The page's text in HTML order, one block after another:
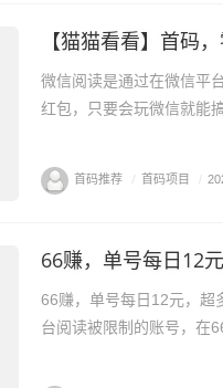
【猫猫看看】首码
微信阅读是通过在微信平
红包，只要会玩微信就能
首码推荐 / 首码项目 /
66赚，单号每日12
66赚，单号每日12元，超多排行榜奖励等你拿！
台阅读被限制的账号，在